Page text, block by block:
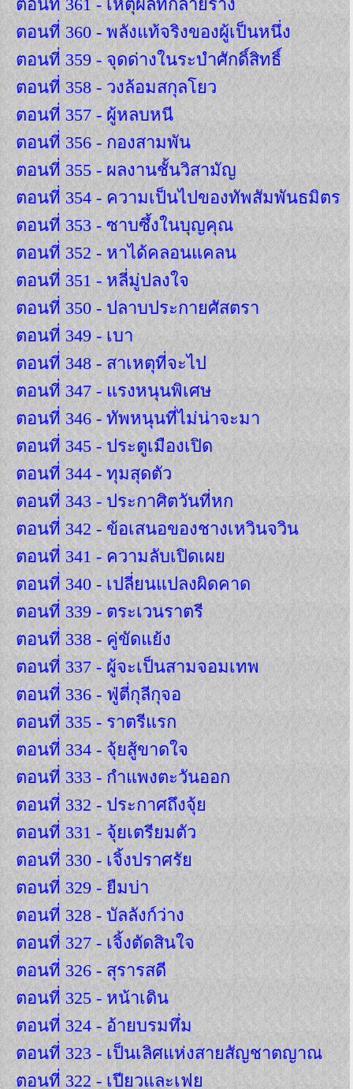
ตอนที่ 361 - เหตุผลที่กลายร่าง
ตอนที่ 360 - พลังแท้จริงของผู้เป็นหนึ่ง
ตอนที่ 359 - จุดด่างในระบำศักดิ์สิทธิ์
ตอนที่ 358 - วงล้อมสกุลโยว
ตอนที่ 357 - ผู้หลบหนี
ตอนที่ 356 - กองสามพัน
ตอนที่ 355 - ผลงานชั้นวิสามัญ
ตอนที่ 354 - ความเป็นไปของทัพสัมพันธมิตร
ตอนที่ 353 - ซาบซึ้งในบุญคุณ
ตอนที่ 352 - หาได้คลอนแคลน
ตอนที่ 351 - หลี่มู่ปลงใจ
ตอนที่ 350 - ปลาบประกายศัสตรา
ตอนที่ 349 - เบา
ตอนที่ 348 - สาเหตุที่จะไป
ตอนที่ 347 - แรงหนุนพิเศษ
ตอนที่ 346 - ทัพหนุนที่ไม่น่าจะมา
ตอนที่ 345 - ประตูเมืองเปิด
ตอนที่ 344 - ทุมสุดตัว
ตอนที่ 343 - ประกาศิตวันที่หก
ตอนที่ 342 - ข้อเสนอของชางเหวินจวิน
ตอนที่ 341 - ความลับเปิดเผย
ตอนที่ 340 - เปลี่ยนแปลงผิดคาด
ตอนที่ 339 - ตระเวนราตรี
ตอนที่ 338 - คู่ขัดแย้ง
ตอนที่ 337 - ผู้จะเป็นสามจอมเทพ
ตอนที่ 336 - ฟู่ตี่กุลีกุจอ
ตอนที่ 335 - ราตรีแรก
ตอนที่ 334 - จุ้ยสู้ขาดใจ
ตอนที่ 333 - กำแพงตะวันออก
ตอนที่ 332 - ประกาศถึงจุ้ย
ตอนที่ 331 - จุ้ยเตรียมตัว
ตอนที่ 330 - เจิ้งปราศรัย
ตอนที่ 329 - ยืมบ่า
ตอนที่ 328 - บัลลังก์ว่าง
ตอนที่ 327 - เจิ้งตัดสินใจ
ตอนที่ 326 - สุรารสดี
ตอนที่ 325 - หน้าเดิน
ตอนที่ 324 - อ้ายบรมทึ่ม
ตอนที่ 323 - เป็นเลิศแห่งสายสัญชาตญาณ
ตอนที่ 322 - เปียวและเฟย